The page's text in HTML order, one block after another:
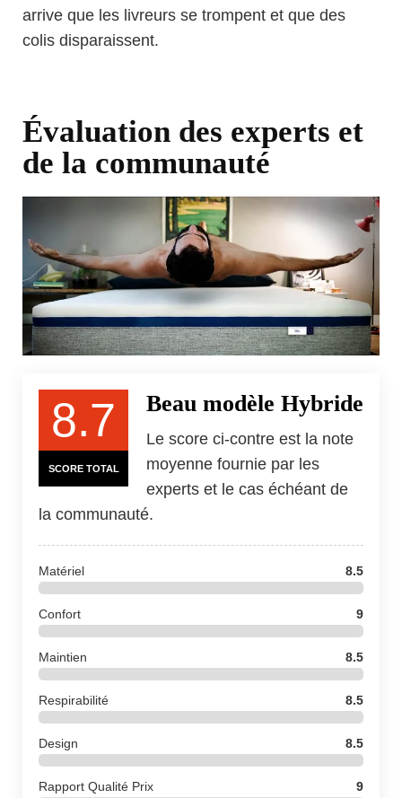
arrive que les livreurs se trompent et que des
colis disparaissent.
Évaluation des experts et
de la communauté
8.7
SCORE TOTAL
Beau modèle Hybride
Le score ci-contre est la note
moyenne fournie par les
experts et le cas échéant de
la communauté.
Matériel 8.5
Confort 9
Maintien 8.5
Respirabilité 8.5
Design 8.5
Rapport Qualité Prix 9